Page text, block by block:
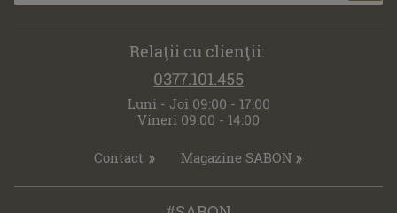
Relaţii cu clienţii:
0377.101.455
Luni - Joi 09:00 - 17:00
Vineri 09:00 - 14:00
Contact Magazine SABON